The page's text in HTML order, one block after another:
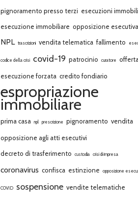
pignoramento presso terzi esecuzioni
esecuzione immobiliare opposizione esecutiva
NPL trascrizioni vendita telematica fallimento
codice della crisi covid-19 patrocinio curatore
esecuzione forzata credito fondiario
espropriazione
immobiliare
prima casa npl prescrizione pignoramento vendita
opposizione agli atti esecutivi
decreto di trasferimento
custodia crisi di impresa
coronavirus confisca estinzione opposizione
COVID sospensione vendite telematiche